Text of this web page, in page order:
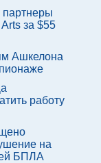
за $55
Ашкелона
работу
на
БПЛА